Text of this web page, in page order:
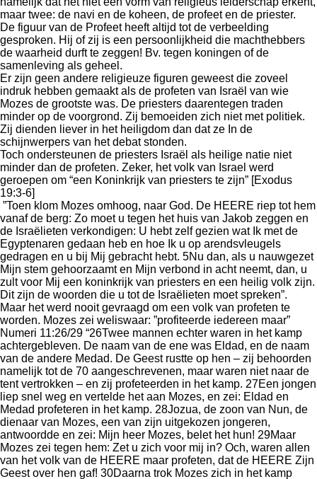
maar twee: de navi en de koheen, de profeet en de priester.
De figuur van de Profeet heeft altijd tot de verbeelding
gesproken. Hij of zij is een persoonlijkheid die machthebbers
de waarheid durft te zeggen! Bv. tegen koningen of de
samenleving als geheel.
Er zijn geen andere religieuze figuren geweest die zoveel
indruk hebben gemaakt als de profeten van Israël van wie
Mozes de grootste was. De priesters daarentegen traden
minder op de voorgrond. Zij bemoeiden zich niet met politiek.
Zij dienden liever in het heiligdom dan dat ze In de
schijnwerpers van het debat stonden.
Toch ondersteunen de priesters Israël als heilige natie niet
minder dan de profeten. Zeker, het volk van Israel werd
geroepen om “een Koninkrijk van priesters te zijn” [Exodus
19:3-6]
”Toen klom Mozes omhoog, naar God. De HEERE riep tot hem
vanaf de berg: Zo moet u tegen het huis van Jakob zeggen en
de Israëlieten verkondigen: U hebt zelf gezien wat Ik met de
Egyptenaren gedaan heb en hoe Ik u op arendsvleugels
gedragen en u bij Mij gebracht hebt. 5Nu dan, als u nauwgezet
Mijn stem gehoorzaamt en Mijn verbond in acht neemt, dan, u
zult voor Mij een koninkrijk van priesters en een heilig volk zijn.
Dit zijn de woorden die u tot de Israëlieten moet spreken”.
Maar het werd nooit gevraagd om een volk van profeten te
worden. Mozes zei weliswaar: ”profiteerde iedereen maar”
Numeri 11:26/29 “26Twee mannen echter waren in het kamp
achtergebleven. De naam van de ene was Eldad, en de naam
van de andere Medad. De Geest rustte op hen – zij behoorden
namelijk tot de 70 aangeschrevenen, maar waren niet naar de
tent vertrokken – en zij profeteerden in het kamp. 27Een jongen
liep snel weg en vertelde het aan Mozes, en zei: Eldad en
Medad profeteren in het kamp. 28Jozua, de zoon van Nun, de
dienaar van Mozes, een van zijn uitgekozen jongeren,
antwoordde en zei: Mijn heer Mozes, belet het hun! 29Maar
Mozes zei tegen hem: Zet u zich voor mij in? Och, waren allen
van het volk van de HEERE maar profeten, dat de HEERE Zijn
Geest over hen gaf! 30Daarna trok Mozes zich in het kamp